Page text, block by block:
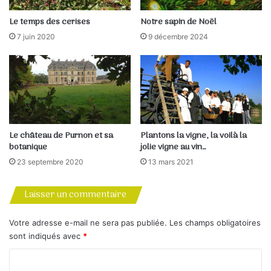
Dans ce cadre, une vidéo a été créée afin de mettre en
valeurles intérêts des haies
Parmi les intervenants : Alexandre Boissinot, conservateur
de la Réserve Naturelle Régionale du bocage des Antonins
(Deux-Sèvres Nature Environnement). Il présente
quelques éléments concernant les études menées sur les
tritons marbrés et 65 mares du départements des Deux-
Sèvres.
(Info :Prom’haies
Le temps des cerises
7 juin 2020
Notre sapin de Noël
9 décembre 2024
Le château de Purnon et sa
botanique
23 septembre 2020
Plantons la vigne, la voilà la
jolie vigne au vin…
13 mars 2021
Laisser un commentaire
Votre adresse e-mail ne sera pas publiée. Les champs obligatoires
sont indiqués avec *